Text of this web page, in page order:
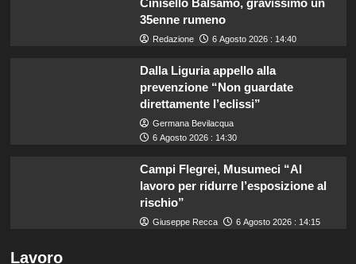
Cinisello Balsamo, gravissimo un
35enne rumeno
Redazione 6 Agosto 2026 : 14:40
Dalla Liguria appello alla
prevenzione “Non guardate
direttamente l’eclissi”
Germana Bevilacqua
6 Agosto 2026 : 14:30
Campi Flegrei, Musumeci “Al
lavoro per ridurre l’esposizione al
rischio”
Giuseppe Recca 6 Agosto 2026 : 14:15
Lavoro